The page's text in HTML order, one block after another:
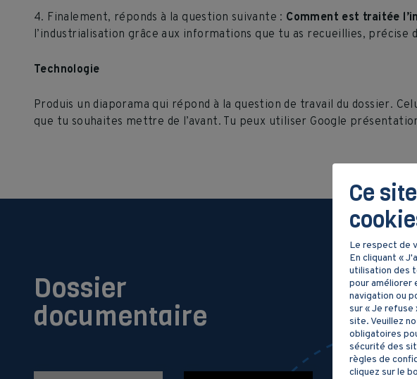
4. Finalement, réponds à la question suivante : Comment est traitée
l’industrialisation grâce aux informations que tu as recueillies,
Technologie
Produis un diaporama qui répond à la question de travail du dossier.
que tu souhaites mettre de l’avant. Tu peux utiliser Google
Dossier
documentaire
Ce
Le respect de
En cliquant «
utilisation des
pour améliorer
navigation ou
sur « Je refuse
site. Veuillez
obligatoires
sécurité des
règles de
cliquez sur le